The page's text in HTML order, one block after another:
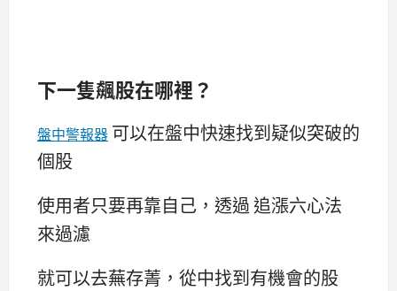
下一隻飆股在哪裡？
盤中警報器 可以在盤中快速找到疑似突破的
個股
使用者只要再靠自己，透過 追漲六心法
來過濾
就可以去蕪存菁，從中找到有機會的股